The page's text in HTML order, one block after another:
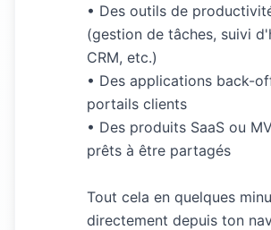
• Des outils de
(gestion de tâches, suivi
CRM, etc.)
• Des applications back-
portails clients
• Des produits SaaS ou
prêts à être partagés
Tout cela en quelques
directement depuis ton